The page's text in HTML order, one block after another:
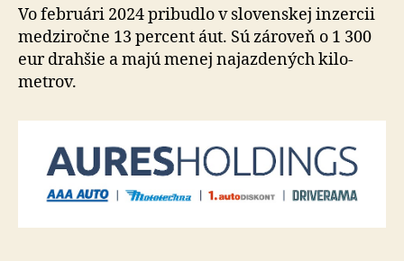
výrazne
rastú
Vo februári 2024 pribudlo v slovenskej inzercii
me­dzi­ročne 13 percent áut. Sú zá­ro­veň o 1 300
eur drahšie a majú menej najazde­ných ki­lo­
metrov.